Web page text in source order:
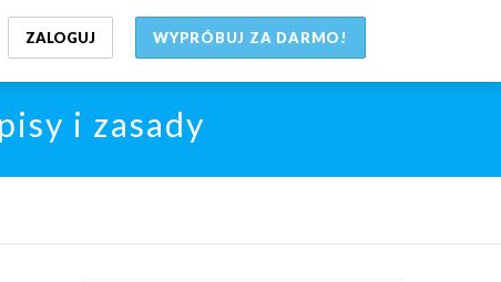
WYPRÓBUJ ZA DARMO!
ZALOGUJ
i zasady